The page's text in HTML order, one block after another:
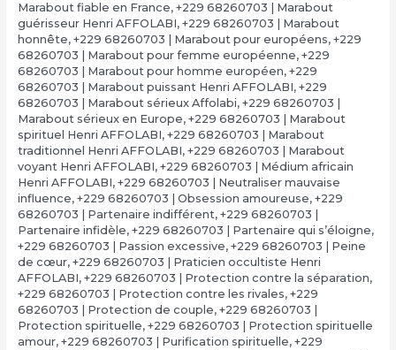
Marabout fiable en France, +229 68260703 | Marabout
guérisseur Henri AFFOLABI, +229 68260703 | Marabout
honnête, +229 68260703 | Marabout pour européens, +229
68260703 | Marabout pour femme européenne, +229
68260703 | Marabout pour homme européen, +229
68260703 | Marabout puissant Henri AFFOLABI, +229
68260703 | Marabout sérieux Affolabi, +229 68260703 |
Marabout sérieux en Europe, +229 68260703 | Marabout
spirituel Henri AFFOLABI, +229 68260703 | Marabout
traditionnel Henri AFFOLABI, +229 68260703 | Marabout
voyant Henri AFFOLABI, +229 68260703 | Médium africain
Henri AFFOLABI, +229 68260703 | Neutraliser mauvaise
influence, +229 68260703 | Obsession amoureuse, +229
68260703 | Partenaire indifférent, +229 68260703 |
Partenaire infidèle, +229 68260703 | Partenaire qui s’éloigne,
+229 68260703 | Passion excessive, +229 68260703 | Peine
de cœur, +229 68260703 | Praticien occultiste Henri
AFFOLABI, +229 68260703 | Protection contre la séparation,
+229 68260703 | Protection contre les rivales, +229
68260703 | Protection de couple, +229 68260703 |
Protection spirituelle, +229 68260703 | Protection spirituelle
amour, +229 68260703 | Purification spirituelle, +229